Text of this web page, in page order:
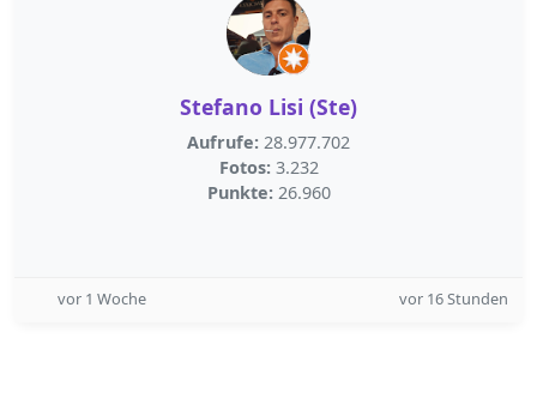
Stefano Lisi (Ste)
Aufrufe: 28.977.702
Fotos: 3.232
Punkte: 26.960
vor 1 Woche vor 16 Stunden